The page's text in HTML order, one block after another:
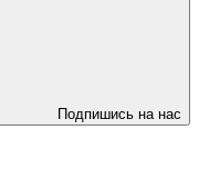
Подпишись на нас